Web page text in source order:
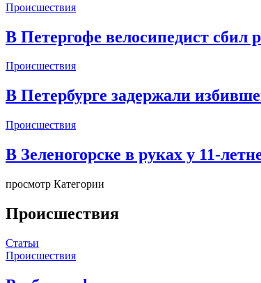
Происшествия
В Петергофе велосипедист сбил
Происшествия
В Петербурге задержали
Происшествия
В Зеленогорске в руках у 11-
просмотр Категории
Происшествия
Статьи
Происшествия